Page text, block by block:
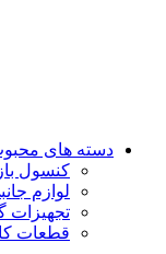
دسته های
کنسول
لوازم
تجهیزات
قطعات